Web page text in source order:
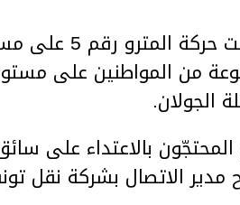
تعطّلت
من المواطنين على
الجولان.
بالاعتداء على
مدير الاتصال بشركة نقل